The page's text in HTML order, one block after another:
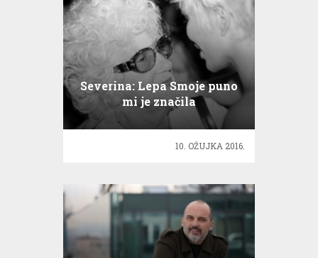
Severina: Lepa Smoje puno
mi je značila
10. OŽUJKA 2016.